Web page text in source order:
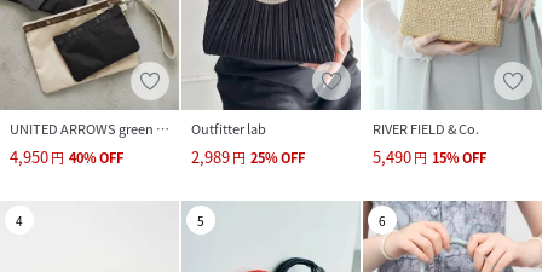
UNITED ARROWS green label relaxing
4,950円 40%OFF
Outfitter lab
2,989円 25%OFF
RIVER FIELD & Co.
5,490円 15%OFF
4 5 6